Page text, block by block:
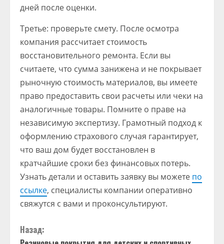
дней после оценки.
Третье: проверьте смету. После осмотра
компания рассчитает стоимость
восстановительного ремонта. Если вы
считаете, что сумма занижена и не покрывает
рыночную стоимость материалов, вы имеете
право предоставить свои расчеты или чеки на
аналогичные товары. Помните о праве на
независимую экспертизу. Грамотный подход к
оформлению страхового случая гарантирует,
что ваш дом будет восстановлен в
кратчайшие сроки без финансовых потерь.
Узнать детали и оставить заявку вы можете по
ссылке, специалисты компании оперативно
свяжутся с вами и проконсультируют.
П
Назад: